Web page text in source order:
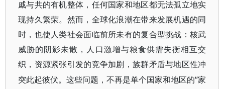
戚与共的有机整体，任何国家和地区都无法孤立地实
现持久繁荣。然而，全球化浪潮在带来发展机遇的同
时，也使人类社会面临前所未有的复合型挑战：核武
威胁的阴影未散，人口激增与粮食供需失衡相互交
织，资源紧张引发的竞争加剧，族群矛盾与地区性冲
突此起彼伏。这些问题，不再是单个国家和地区的“家